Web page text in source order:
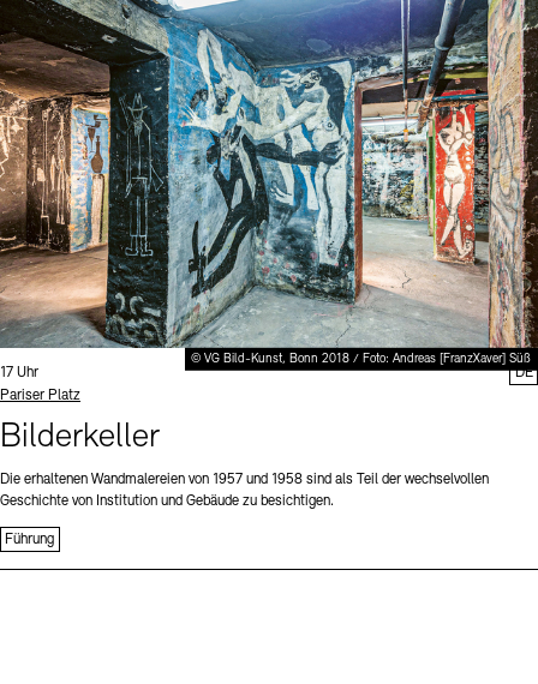
© VG Bild-Kunst, Bonn 2018 / Foto: Andreas [FranzXaver] Süß
Uhrzeit:
17 Uhr
Standort
Pariser Platz
Bilderkeller
Die erhaltenen Wandmalereien von 1957 und 1958 sind als Teil der wechselvollen
Geschichte von Institution und Gebäude zu besichtigen.
Führung
DE